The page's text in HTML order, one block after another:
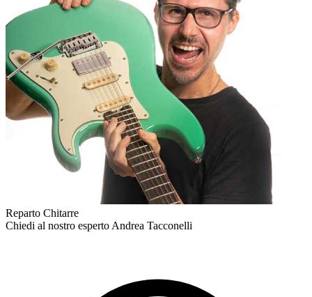
Reparto Chitarre
Chiedi al nostro espertoAndrea Tacconelli